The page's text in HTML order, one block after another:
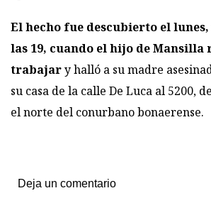
El hecho fue descubierto el lunes,
las 19, cuando el hijo de Mansilla
trabajary halló a su madre
su casa de la calle De Luca al 5200,
el norte del conurbano bonaerense.
Deja un comentario